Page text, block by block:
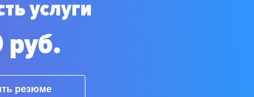
услуги
руб.
резюме